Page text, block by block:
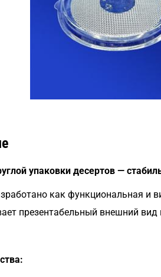
упаковки десертов —
как функциональная и
презентабельный внешний